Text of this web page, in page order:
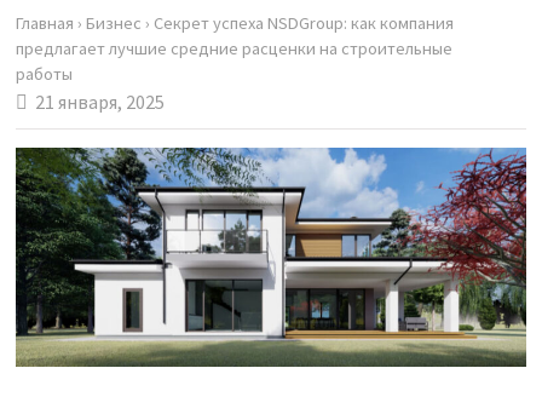
Главная › Бизнес › Секрет успеха NSDGroup: как компания
предлагает лучшие средние расценки на строительные
работы
21 января, 2025